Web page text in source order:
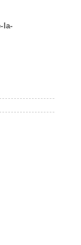
la-